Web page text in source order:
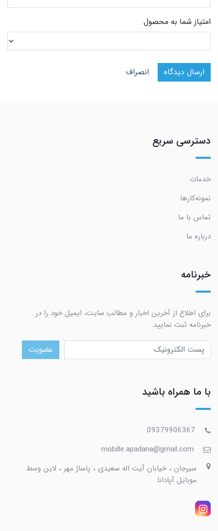
امتیاز شما به محصول
ارسال دیدگاه انصراف
دسترسی سریع
خدمات
نمونه‌کارها
تماس با ما
درباره ما
خبرنامه
برای اطلاع از آخرین اخبار و مطالب سایت، ایمیل خود را در
خبرنامه ثبت نمایید.
عضویت
با ما همراه باشید
09379906367
mobille.apadana@gmail.com
سیرجان ، خیابان آیت اله سعیدی ، پاساژ مهر ، لاین وسط
موبایل آپادانا